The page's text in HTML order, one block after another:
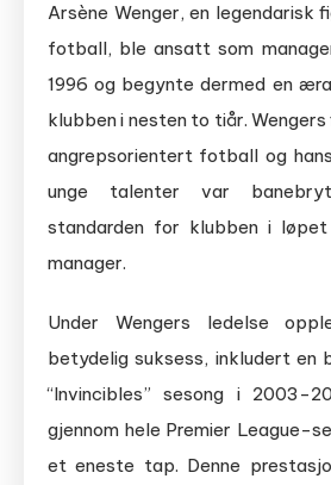
Arsène Wenger, en legendarisk
fotball, ble ansatt som
1996 og begynte dermed en
klubben i nesten to tiår.
angrepsorientert fotball og
unge talenter var
standarden for klubben i
manager.
Under Wengers ledelse
betydelig suksess, inkludert en
“Invincibles” sesong i 2003-
gjennom hele Premier League-
et eneste tap. Denne